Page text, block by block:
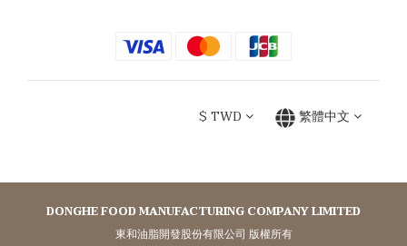
$ TWD 繁體中文
DONGHE FOOD MANUFACTURING COMPANY LIMITED
東和油脂開發股份有限公司 版權所有